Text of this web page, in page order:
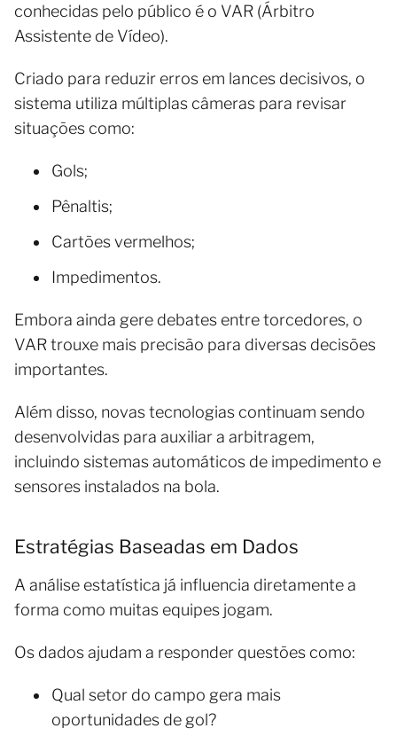
conhecidas pelo público é o VAR (Árbitro
Assistente de Vídeo).
Criado para reduzir erros em lances decisivos, o
sistema utiliza múltiplas câmeras para revisar
situações como:
Gols;
Pênaltis;
Cartões vermelhos;
Impedimentos.
Embora ainda gere debates entre torcedores, o
VAR trouxe mais precisão para diversas decisões
importantes.
Além disso, novas tecnologias continuam sendo
desenvolvidas para auxiliar a arbitragem,
incluindo sistemas automáticos de impedimento e
sensores instalados na bola.
Estratégias Baseadas em Dados
A análise estatística já influencia diretamente a
forma como muitas equipes jogam.
Os dados ajudam a responder questões como:
Qual setor do campo gera mais
oportunidades de gol?